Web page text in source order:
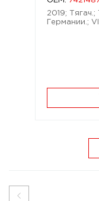
2019;
Германии.;